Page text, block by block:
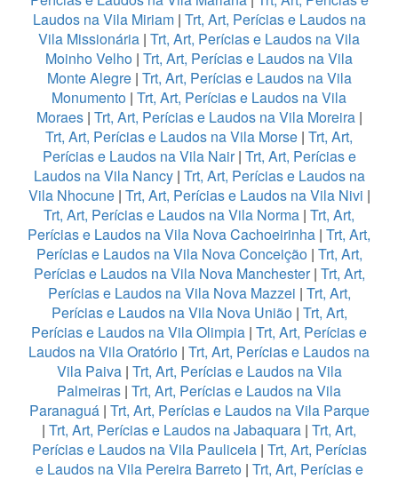
Laudos na Vila Miriam| Trt, Art, Perícias e Laudos na
Vila Missionária | Trt, Art, Perícias e Laudos na Vila
Moinho Velho | Trt, Art, Perícias e Laudos na Vila
Monte Alegre| Trt, Art, Perícias e Laudos na Vila
Monumento | Trt, Art, Perícias e Laudos na Vila
Moraes| Trt, Art, Perícias e Laudos na Vila Moreira|
Trt, Art, Perícias e Laudos na Vila Morse | Trt, Art,
Perícias e Laudos na Vila Nair| Trt, Art, Perícias e
Laudos na Vila Nancy| Trt, Art, Perícias e Laudos na
Vila Nhocune| Trt, Art, Perícias e Laudos na Vila Nivi |
Trt, Art, Perícias e Laudos na Vila Norma | Trt, Art,
Perícias e Laudos na Vila Nova Cachoeirinha | Trt, Art,
Perícias e Laudos na Vila Nova Conceição| Trt, Art,
Perícias e Laudos na Vila Nova Manchester| Trt, Art,
Perícias e Laudos na Vila Nova Mazzei | Trt, Art,
Perícias e Laudos na Vila Nova União| Trt, Art,
Perícias e Laudos na Vila Olimpia | Trt, Art, Perícias e
Laudos na Vila Oratório | Trt, Art, Perícias e Laudos na
Vila Paiva| Trt, Art, Perícias e Laudos na Vila
Palmeiras | Trt, Art, Perícias e Laudos na Vila
Paranaguá| Trt, Art, Perícias e Laudos na Vila Parque
| Trt, Art, Perícias e Laudos na Jabaquara | Trt, Art,
Perícias e Laudos na Vila Pauliceia| Trt, Art, Perícias
e Laudos na Vila Pereira Barreto| Trt, Art, Perícias e